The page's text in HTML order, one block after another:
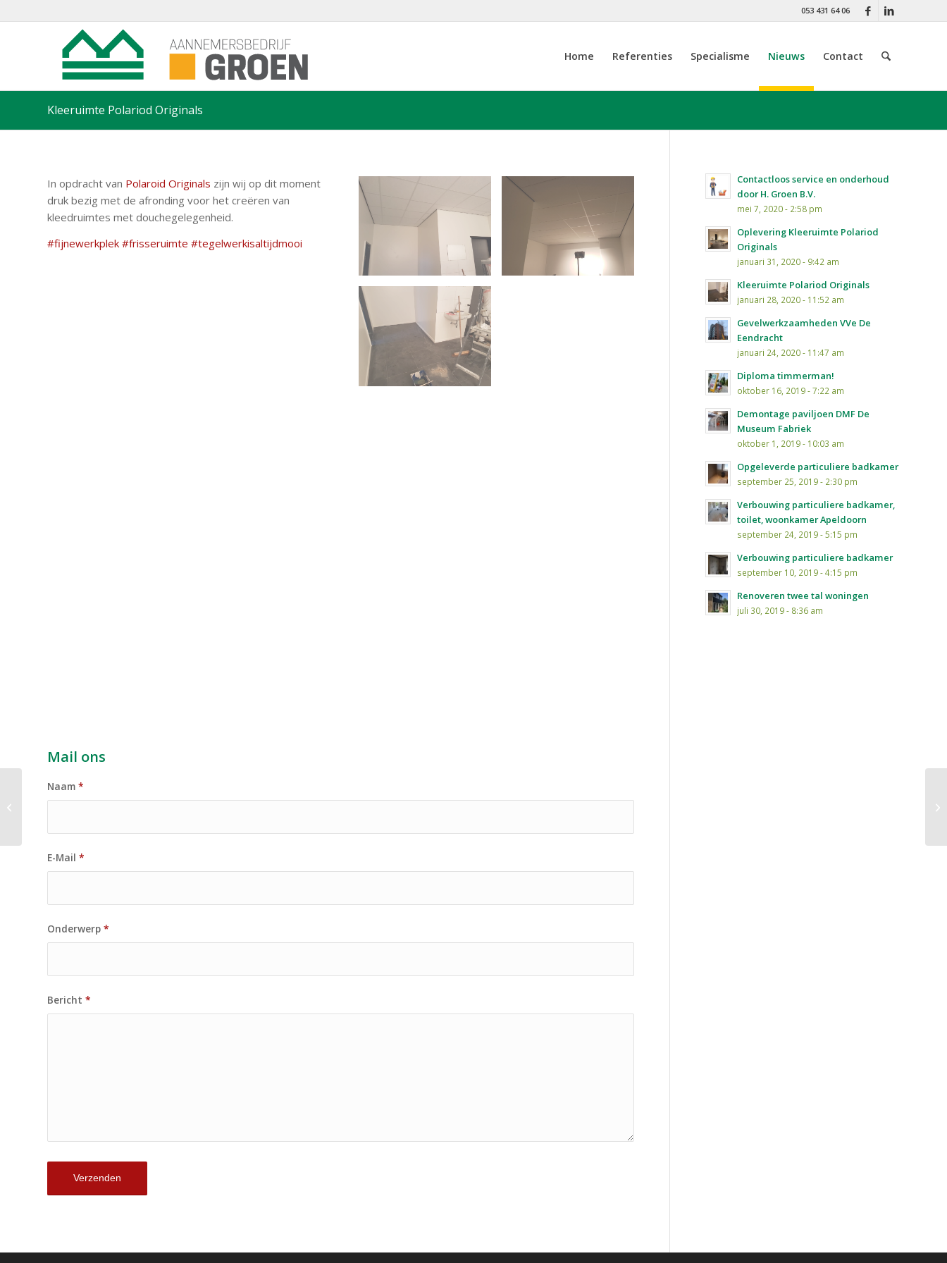
053 431 64 06
Home Referenties Specialisme Nieuws Contact
Kleeruimte Polariod Originals
In opdracht van Polaroid Originals zijn wij op dit moment
druk bezig met de afronding voor het creëren van
kleedruimtes met douchegelegenheid.
#fijnewerkplek #frisseruimte #tegelwerkisaltijdmooi
Mail ons
Naam *
E-Mail *
Onderwerp *
Bericht *
Contactloos service en onderhoud
door H. Groen B.V.
mei 7, 2020 - 2:58 pm
Oplevering Kleeruimte Polariod
Originals
januari 31, 2020 - 9:42 am
Kleeruimte Polariod Originals
januari 28, 2020 - 11:52 am
Gevelwerkzaamheden VVe De
Eendracht
januari 24, 2020 - 11:47 am
Diploma timmerman!
oktober 16, 2019 - 7:22 am
Demontage paviljoen DMF De
Museum Fabriek
oktober 1, 2019 - 10:03 am
Opgeleverde particuliere badkamer
september 25, 2019 - 2:30 pm
Verbouwing particuliere badkamer,
toilet, woonkamer Apeldoorn
september 24, 2019 - 5:15 pm
Verbouwing particuliere badkamer
september 10, 2019 - 4:15 pm
Renoveren twee tal woningen
juli 30, 2019 - 8:36 am
Gevelwerkzaamheden